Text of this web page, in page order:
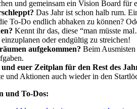
und gemeinsam ein Vision Board für
Das Jahr ist schon halb rum.
To-Do endlich abhaken zu können?
Kennt ihr das, diese “man müsste
oder endgültig zu streichen!
aufgekommen? Beim
euer Zeitplan für den Rest des
und Aktionen auch wieder in den
und To-Dos: